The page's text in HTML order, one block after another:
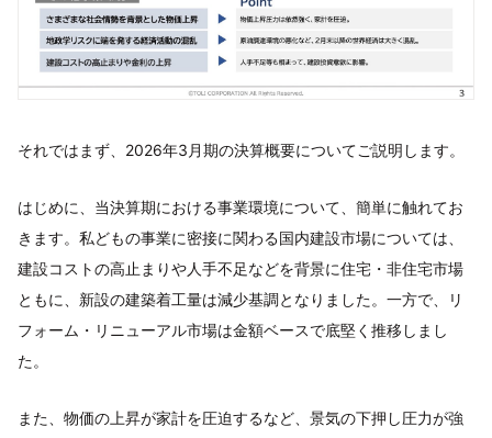
それではまず、2026年3月期の決算概要についてご説明します。
はじめに、当決算期における事業環境について、簡単に触れてお
きます。私どもの事業に密接に関わる国内建設市場については、
建設コストの高止まりや人手不足などを背景に住宅・非住宅市場
ともに、新設の建築着工量は減少基調となりました。一方で、リ
フォーム・リニューアル市場は金額ベースで底堅く推移しまし
た。
また、物価の上昇が家計を圧迫するなど、景気の下押し圧力が強